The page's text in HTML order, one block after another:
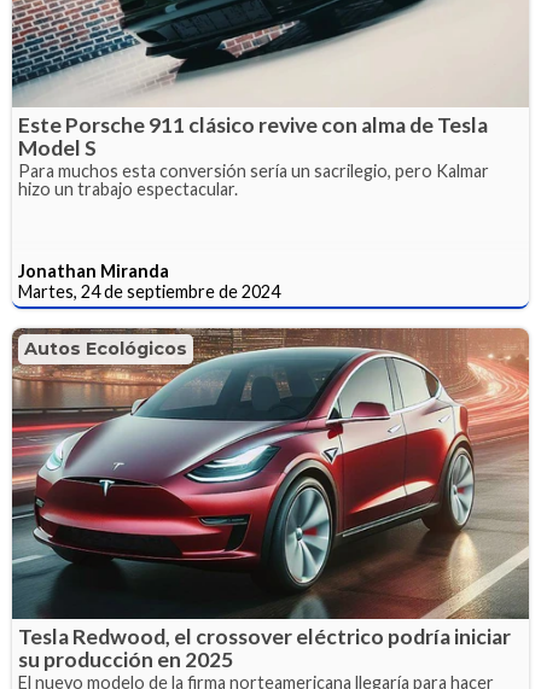
Este Porsche 911 clásico revive con alma de Tesla
Model S
Para muchos esta conversión sería un sacrilegio, pero Kalmar
hizo un trabajo espectacular.
Jonathan Miranda
Martes, 24 de septiembre de 2024
Autos Ecológicos
Tesla Redwood, el crossover eléctrico podría iniciar
su producción en 2025
El nuevo modelo de la firma norteamericana llegaría para hacer